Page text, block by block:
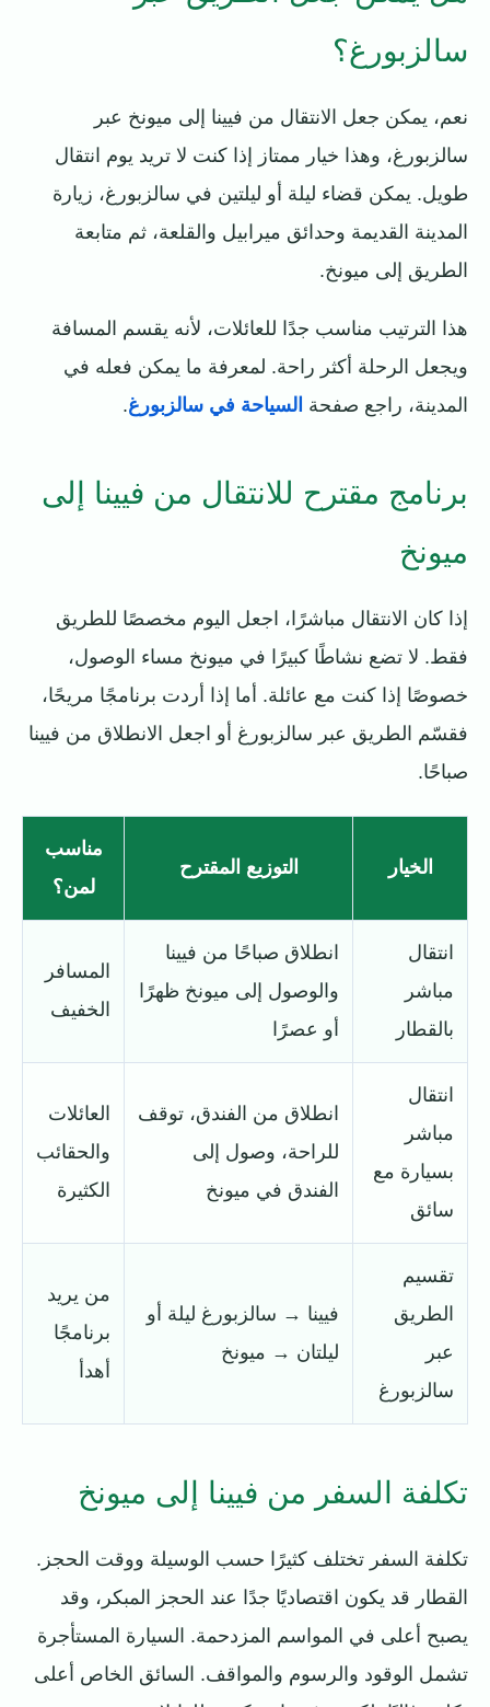
سالزبورغ؟
نعم، يمكن جعل الانتقال من فيينا إلى ميونخ عبر
سالزبورغ، وهذا خيار ممتاز إذا كنت لا تريد يوم انتقال
طويل. يمكن قضاء ليلة أو ليلتين في سالزبورغ، زيارة
المدينة القديمة وحدائق ميرابيل والقلعة، ثم متابعة
الطريق إلى ميونخ.
هذا الترتيب مناسب جدًا للعائلات، لأنه يقسم المسافة
ويجعل الرحلة أكثر راحة. لمعرفة ما يمكن فعله في
المدينة، راجع صفحة السياحة في سالزبورغ.
برنامج مقترح للانتقال من فيينا إلى
ميونخ
إذا كان الانتقال مباشرًا، اجعل اليوم مخصصًا للطريق
فقط. لا تضع نشاطًا كبيرًا في ميونخ مساء الوصول،
خصوصًا إذا كنت مع عائلة. أما إذا أردت برنامجًا مريحًا،
فقسّم الطريق عبر سالزبورغ أو اجعل الانطلاق من فيينا
صباحًا.
الخيار التوزيع المقترح
مناسب
لمن؟
انتقال
مباشر
بالقطار
انطلاق صباحًا من فيينا
والوصول إلى ميونخ ظهرًا
أو عصرًا
المسافر
الخفيف
انتقال
مباشر
بسيارة مع
سائق
انطلاق من الفندق، توقف
للراحة، وصول إلى
الفندق في ميونخ
العائلات
والحقائب
الكثيرة
تقسيم
الطريق
عبر
سالزبورغ
فيينا → سالزبورغ ليلة أو
ليلتان → ميونخ
من يريد
برنامجًا
أهدأ
تكلفة السفر من فيينا إلى ميونخ
تكلفة السفر تختلف كثيرًا حسب الوسيلة ووقت الحجز.
القطار قد يكون اقتصاديًا جدًا عند الحجز المبكر، وقد
يصبح أعلى في المواسم المزدحمة. السيارة المستأجرة
تشمل الوقود والرسوم والمواقف. السائق الخاص أعلى